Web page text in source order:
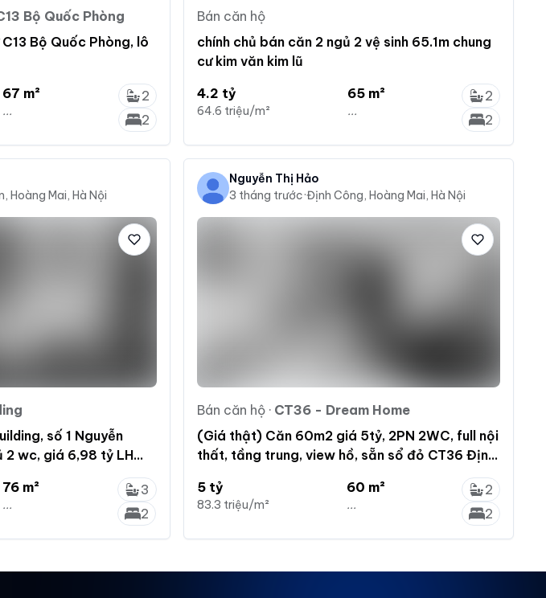
Bộ Quốc Phòng
Bộ Quốc Phòng, lô
67 m²
...
2
2
Bán căn hộ
chính chủ bán căn 2 ngủ 2 vệ sinh 65.1m chung
cư kim văn kim lũ
4.2 tỷ
64.6 triệu/m²
65 m²
...
2
2
Hoàng Mai, Hà Nội
số 1 Nguyễn
2 wc, giá 6,98 tỷ LH
76 m²
...
3
2
Nguyễn Thị Hảo
3 tháng trước·Định Công, Hoàng Mai, Hà Nội
Bán căn hộ · CT36 - Dream Home
(Giá thật) Căn 60m2 giá 5tỷ, 2PN 2WC, full nội
thất, tầng trung, view hồ, sẵn sổ đỏ CT36 Định
5 tỷ
83.3 triệu/m²
60 m²
...
2
2